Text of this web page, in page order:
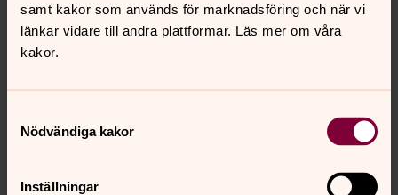
samt kakor som används för marknadsföring och när vi
länkar vidare till andra plattformar. Läs mer om våra
kakor.
Nödvändiga kakor
Inställningar
Maria Samils
Diakoniassistent, Hedemora, Husby och